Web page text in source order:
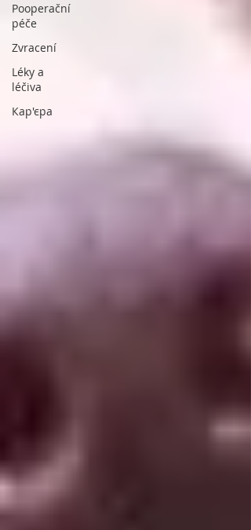
Pooperační
péče
Zvracení
Léky a
léčiva
Кар'єра